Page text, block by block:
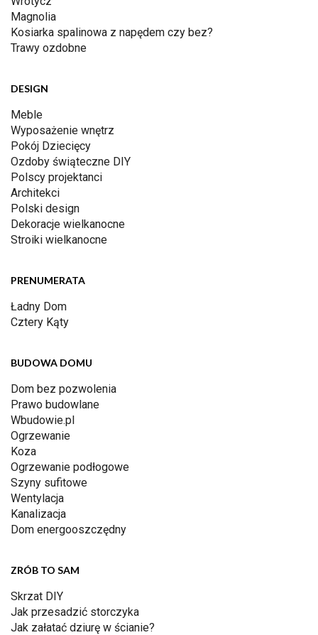
Magnolia
Kosiarka spalinowa z napędem czy bez?
Trawy ozdobne
DESIGN
Meble
Wyposażenie wnętrz
Pokój Dziecięcy
Ozdoby świąteczne DIY
Polscy projektanci
Architekci
Polski design
Dekoracje wielkanocne
Stroiki wielkanocne
PRENUMERATA
Ładny Dom
Cztery Kąty
BUDOWA DOMU
Dom bez pozwolenia
Prawo budowlane
Wbudowie.pl
Ogrzewanie
Koza
Ogrzewanie podłogowe
Szyny sufitowe
Wentylacja
Kanalizacja
Dom energooszczędny
ZRÓB TO SAM
Skrzat DIY
Jak przesadzić storczyka
Jak załatać dziurę w ścianie?